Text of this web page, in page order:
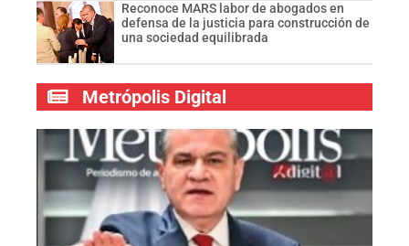
Reconoce MARS labor de abogados en
defensa de la justicia para construcción de
una sociedad equilibrada
Metrópolis Digital